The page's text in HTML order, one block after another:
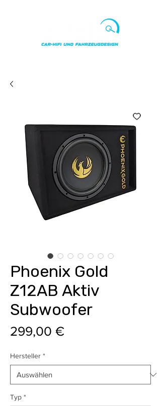
Phoenix Gold
Z12AB Aktiv
Subwoofer
299,00 €Preis
Hersteller *
Typ *